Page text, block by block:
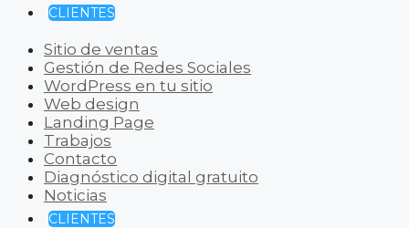
CLIENTES
Sitio de ventas
Gestión de Redes Sociales
WordPress en tu sitio
Web design
Landing Page
Trabajos
Contacto
Diagnóstico digital gratuito
Noticias
CLIENTES